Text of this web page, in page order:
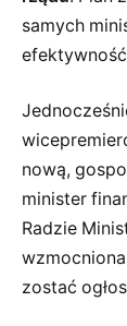
samych
efektywność
nową,
minister
Radzie
zostać